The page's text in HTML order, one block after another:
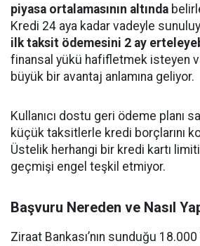
piyasa ortalamasının altında
Kredi 24 aya kadar vadeyle
ilk taksit ödemesini 2 ay
finansal yükü hafifletmek isteyen
büyük bir avantaj anlamına geliyor.
Kullanıcı dostu geri ödeme planı
küçük taksitlerle kredi borçlarını
Üstelik herhangi bir kredi kartı limiti
geçmişi engel teşkil etmiyor.
Başvuru Nereden ve Nasıl
Ziraat Bankası’nın sunduğu